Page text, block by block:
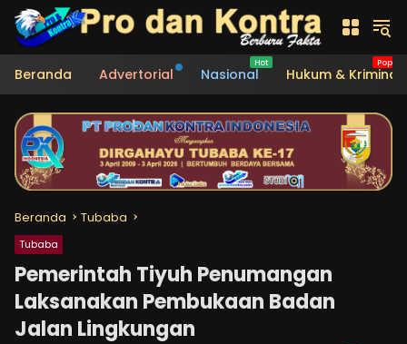
Langsung
konten
Beranda
Advertorial Nasional Hukum & Kriminal
Beranda Tubaba
Tubaba
Pemerintah Tiyuh Penumangan
Laksanakan Pembukaan Badan
Jalan Lingkungan